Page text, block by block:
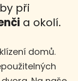
při
a okolí.
domů.